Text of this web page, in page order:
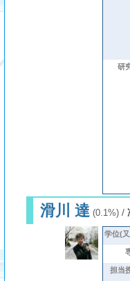
研
滑川 達(0.1%)/
学位(
担当